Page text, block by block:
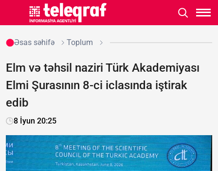
Əsas səhifə Toplum
Elm və təhsil naziri Türk Akademiyası
Elmi Şurasının 8-ci iclasında iştirak
edib
8 İyun 20:25